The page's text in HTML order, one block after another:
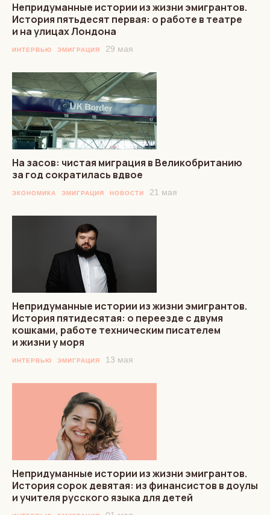
Непридуманные истории из жизни эмигрантов.
История пятьдесят первая: о работе в театре
и на улицах Лондона
ИНТЕРВЬЮ ЭМИГРАЦИЯ 29 мая
На засов: чистая миграция в Великобританию
за год сократилась вдвое
ЭКОНОМИКА ЭМИГРАЦИЯ НОВОСТИ 21 мая
Непридуманные истории из жизни эмигрантов.
История пятидесятая: о переезде с двумя
кошками, работе техническим писателем
и жизни у моря
ИНТЕРВЬЮ ЭМИГРАЦИЯ 13 мая
Непридуманные истории из жизни эмигрантов.
История сорок девятая: из финансистов в доулы
и учителя русского языка для детей